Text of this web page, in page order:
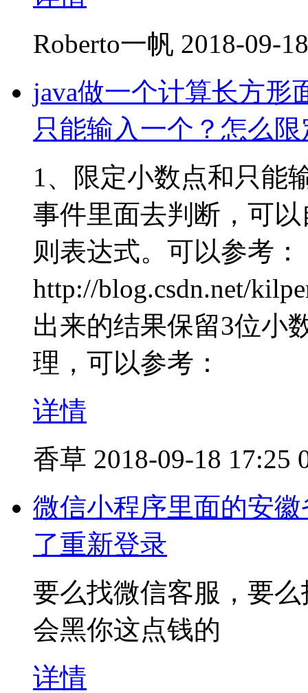
Roberto一帆 2018-09-
java做一个计算长方形
只能输入一个？怎么
1、限定小数点和只能
事件里面去判断，可
则表达式。可以参考：
http://blog.csdn.net/
出来的结果保留3位小
理，可以参考：
详情
香草 2018-09-18 17:25
微信小程序里面的安
了重新登录
要么找微信客服，要
会黑你这点钱的
详情